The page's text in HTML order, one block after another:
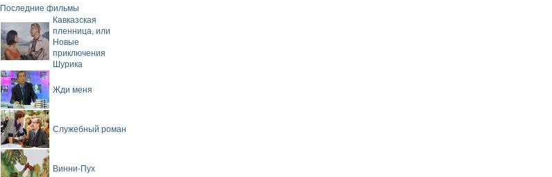
Последние фильмы
Кавказская
пленница, или
Новые
приключения
Шурика
Жди меня
Служебный роман
Винни-Пух